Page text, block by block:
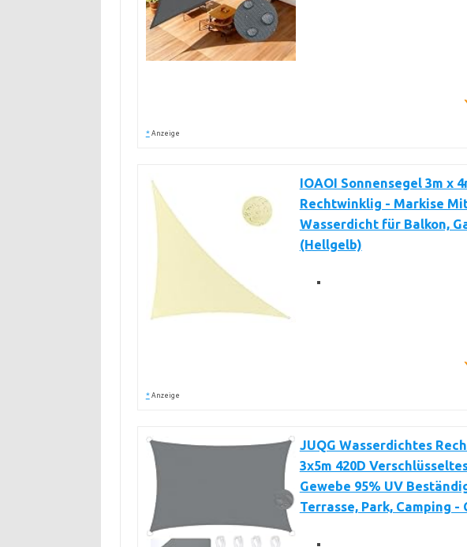
* Anzeige
IOAOI Sonnensegel 3m x
Rechtwinklig - Markise
Wasserdicht für Balkon,
(Hellgelb)
* Anzeige
JUQG Wasserdichtes
3x5m 420D
Gewebe 95% UV
Terrasse, Park, Camping -